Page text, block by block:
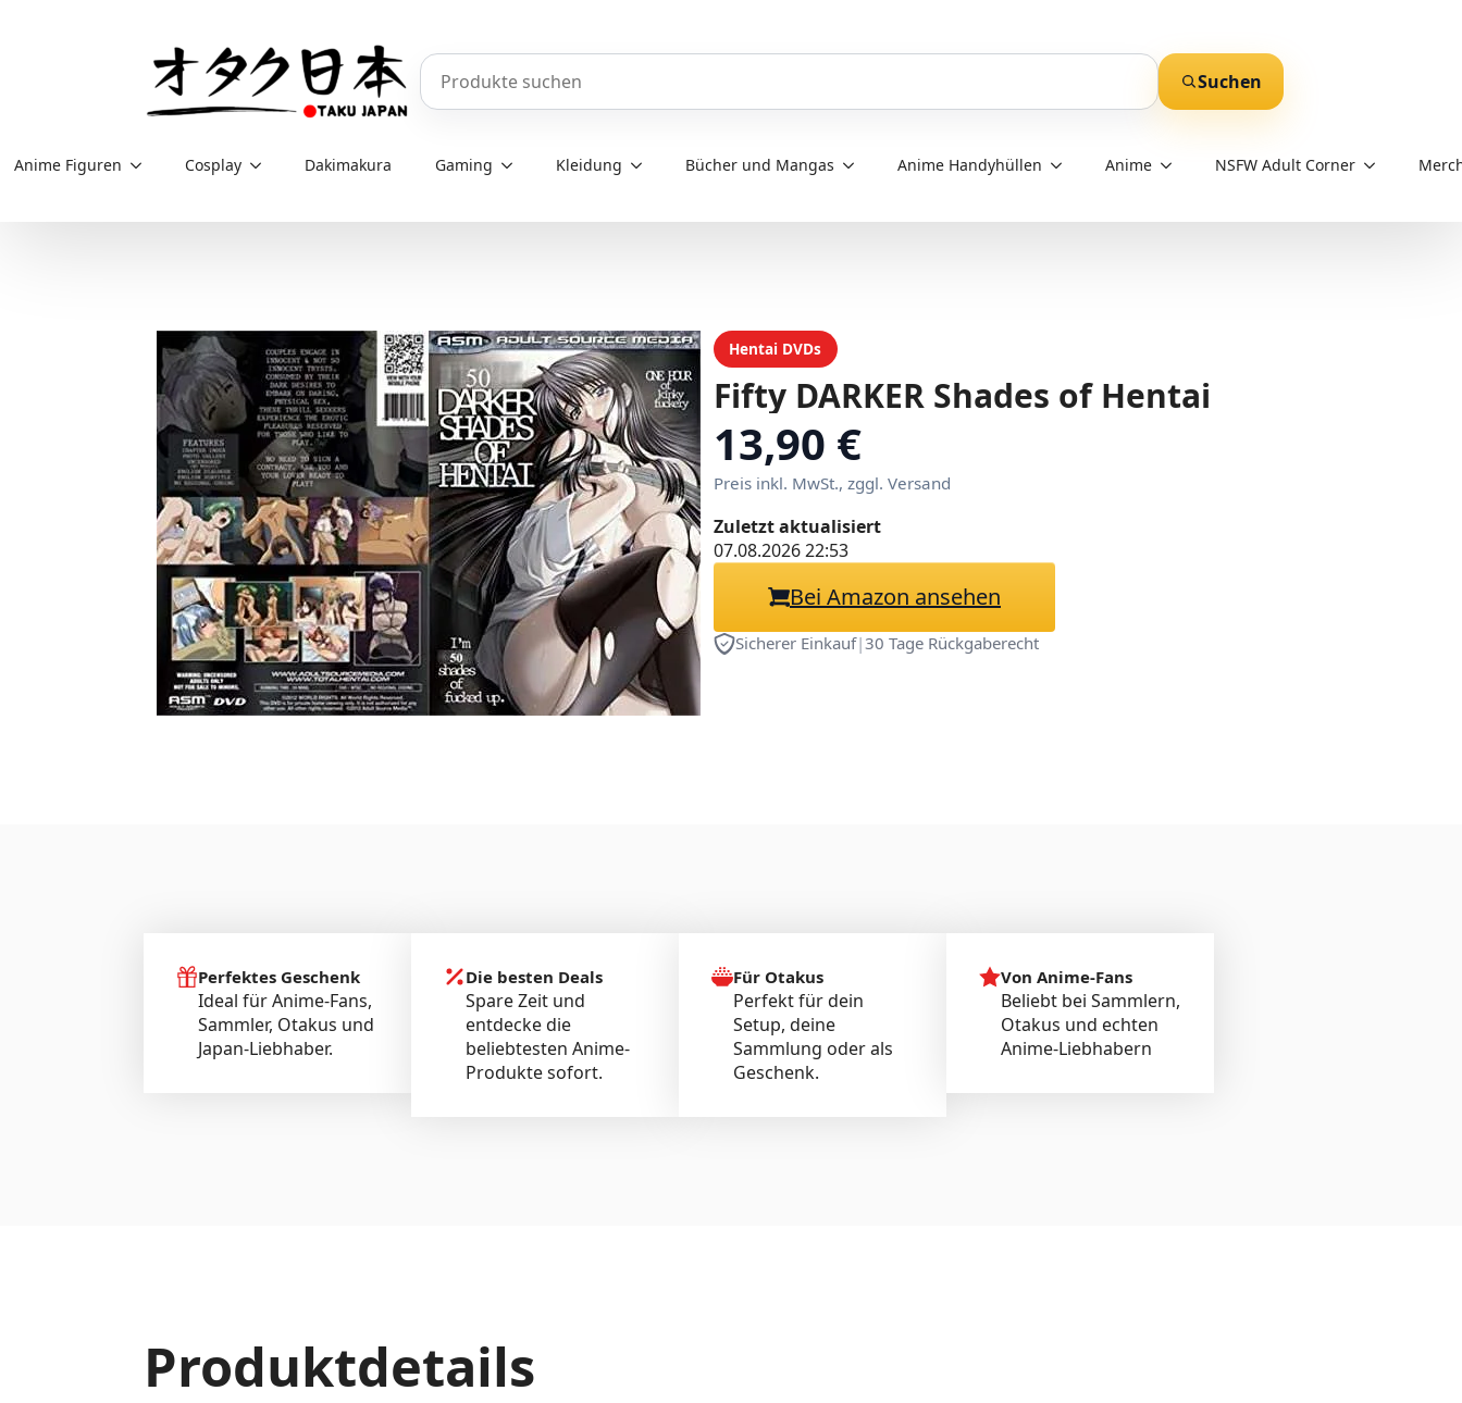
Produkte durchsuchen
Suchen
Anime Figuren Cosplay Dakimakura Gaming Kleidung Bücher und Mangas Anime Handyhüllen Anime NSFW Adult Corner
Hentai DVDs
Fifty DARKER Shades of Hentai
13,90 €
Preis inkl. MwSt., zggl. Versand
Zuletzt aktualisiert
07.08.2026 22:53
Bei Amazon ansehen
Sicherer Einkauf|30 Tage Rückgaberecht
Perfektes Geschenk
Ideal für Anime-Fans,
Sammler, Otakus und
Japan-Liebhaber.
Die besten Deals
Spare Zeit und
entdecke die
beliebtesten Anime-
Produkte sofort.
Für Otakus
Perfekt für dein
Setup, deine
Sammlung oder als
Geschenk.
Von Anime-Fans
Beliebt bei Sammlern,
Otakus und echten
Anime-Liebhabern
Produktdetails